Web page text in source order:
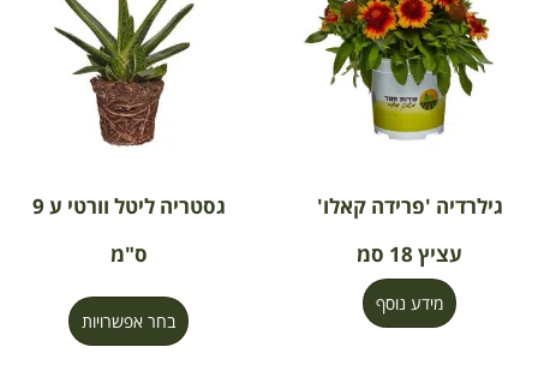
גילרדיה 'פרידה קאלו'
עציץ 18 סמ
מידע נוסף
גסטריה ליטל וורטי ע 9
ס"מ
בחר אפשרויות